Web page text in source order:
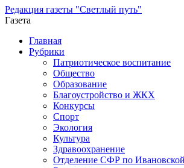
Редакция газеты "Светлый путь"
Газета
Промотать
содержимому
Главная
Рубрики
Патриотическое воспитание
Общество
Образование
Благоустройство и ЖКХ
Конкурсы
Спорт
Экология
Культура
Здравоохранение
Отделение СФР по